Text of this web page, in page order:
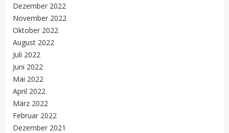
Dezember 2022
November 2022
Oktober 2022
August 2022
Juli 2022
Juni 2022
Mai 2022
April 2022
März 2022
Februar 2022
Dezember 2021